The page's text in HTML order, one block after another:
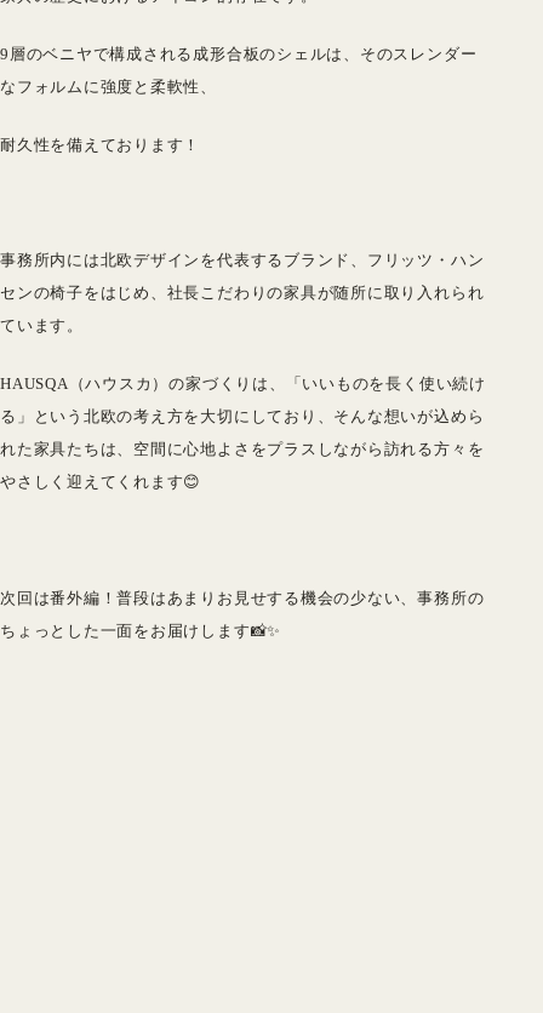
9層のベニヤで構成される成形合板のシェルは、そのスレンダー
なフォルムに強度と柔軟性、
耐久性を備えております！
事務所内には北欧デザインを代表するブランド、 フリッツ・ハン
センの椅子をはじめ、社長こだわりの家具が随所に取り入れられ
ています。
HAUSQA（ハウスカ）の家づくりは、「いいものを長く使い続け
る」という北欧の考え方を大切にしており、そんな想いが込めら
れた家具たちは、空間に心地よさをプラスしながら訪れる方々を
やさしく迎えてくれます😊
次回は番外編！普段はあまりお見せする機会の少ない、事務所の
ちょっとした一面をお届けします📸✨